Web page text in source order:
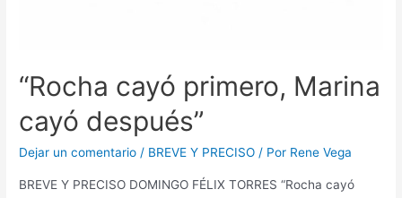
“Rocha cayó primero, Marina
cayó después”
Dejar un comentario / BREVE Y PRECISO / Por Rene Vega
BREVE Y PRECISO DOMINGO FÉLIX TORRES “Rocha cayó